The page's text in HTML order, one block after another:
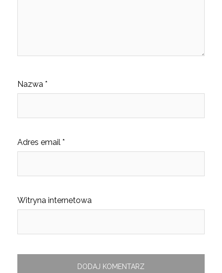
Nazwa *
Adres email *
Witryna internetowa